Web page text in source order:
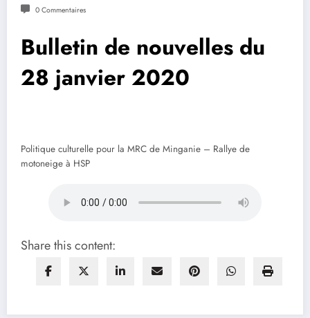
0 Commentaires
Bulletin de nouvelles du
28 janvier 2020
Politique culturelle pour la MRC de Minganie – Rallye de
motoneige à HSP
Share this content: